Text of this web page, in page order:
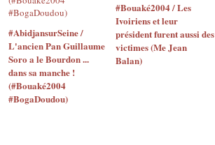
#AbidjansurSeine /
L'ancien Pan Guillaume
Soro a le Bourdon ...
dans sa manche !
(#Bouaké2004
#BogaDoudou)
#Bouaké2004 / Les
Ivoiriens et leur
président furent aussi des
victimes (Me Jean
Balan)